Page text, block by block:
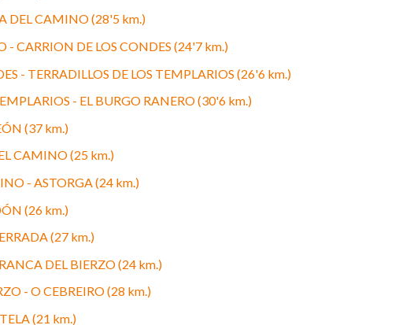
DEL CAMINO (28'5 km.)
CARRION DE LOS CONDES (24'7 km.)
- TERRADILLOS DE LOS TEMPLARIOS (26'6 km.)
- EL BURGO RANERO (30'6 km.)
(37 km.)
CAMINO (25 km.)
- ASTORGA (24 km.)
(26 km.)
(27 km.)
DEL BIERZO (24 km.)
- O CEBREIRO (28 km.)
(21 km.)